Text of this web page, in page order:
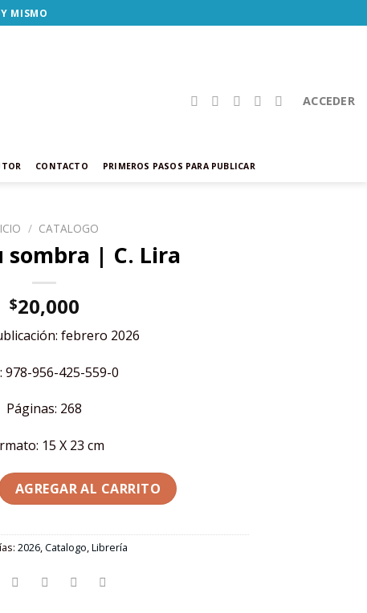
MISMO
ACCEDER
CONTACTO PRIMEROS PASOS PARA PUBLICAR
/ CATALOGO
sombra | C. Lira
$20,000
febrero 2026
978-956-425-559-0
Páginas: 268
15 X 23 cm
| C. Lira cantidad
AGREGAR AL CARRITO
2026,Catalogo,Librería